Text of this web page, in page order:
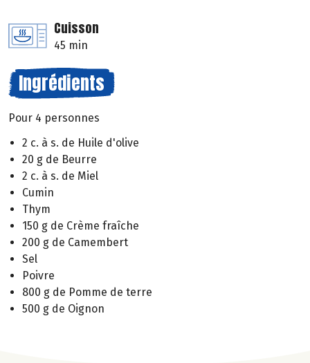
Cuisson
45 min
Ingrédients
Pour 4 personnes
2 c. à s. de Huile d'olive
20 g de Beurre
2 c. à s. de Miel
Cumin
Thym
150 g de Crème fraîche
200 g de Camembert
Sel
Poivre
800 g de Pomme de terre
500 g de Oignon